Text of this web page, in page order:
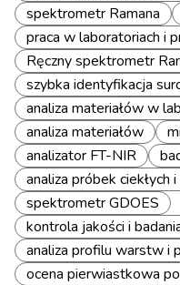
spektrometr Ramana
praca w laboratoriach i
Ręczny spektrometr
szybka identyfikacja
analiza materiałów w
analiza materiałów
analizator FT-NIR
analiza próbek ciekłych i
spektrometr GDOES
kontrola jakości i
analiza profilu warstw i
ocena pierwiastkowa